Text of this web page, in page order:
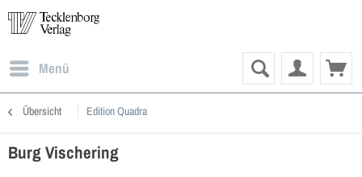
Menü
Übersicht Edition Quadra
Burg Vischering